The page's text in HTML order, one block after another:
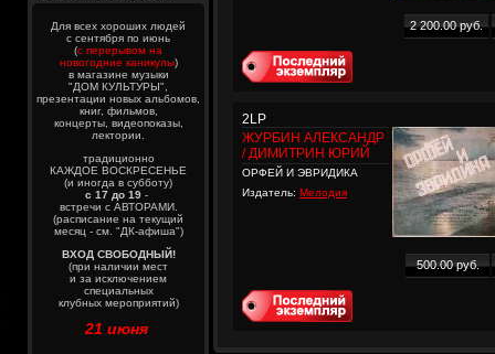
Для всех хороших людей
с сентября по июнь
(с перерывом на
новогодние каникулы)
в магазине музыки
"ДОМ КУЛЬТУРЫ",
презентации новых альбомов,
книг, фильмов,
концерты, видеопоказы,
лектории.
традиционно
КАЖДОЕ ВОСКРЕСЕНЬЕ
(и иногда в субботу)
с 17 до 19 -
встречи с АВТОРАМИ.
(расписание на текущий
месяц - см. "ДК-афиша")
ВХОД СВОБОДНЫЙ!
(при наличии мест
и за исключением
специальных
клубных мероприятий)
21 июня
2 200.00 руб.
2LP
ЖУРБИН АЛЕКСАНДР
/ ДИМИТРИН ЮРИЙ
ОРФЕЙ И ЭВРИДИКА
Издатель: Мелодия
500.00 руб.